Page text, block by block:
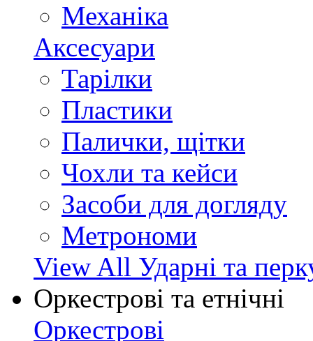
Механіка
Аксесуари
Тарілки
Пластики
Палички, щітки
Чохли та кейси
Засоби для догляду
Метрономи
View All Ударні та
Оркестрові та етнічні
Оркестрові